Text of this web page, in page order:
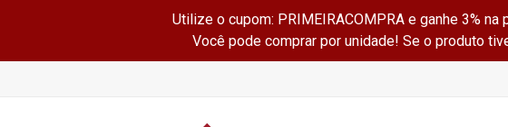
Utilize o cupom: PRIMEIRACOMPRA e ganhe 3%
Você pode comprar por unidade! Se o produto